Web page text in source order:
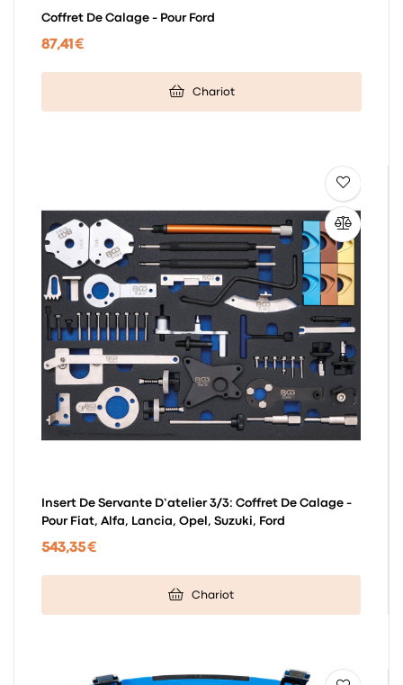
Coffret De Calage - Pour Ford
87,41 €
Chariot
Insert De Servante D’atelier 3/3: Coffret De Calage -
Pour Fiat, Alfa, Lancia, Opel, Suzuki, Ford
543,35 €
Chariot